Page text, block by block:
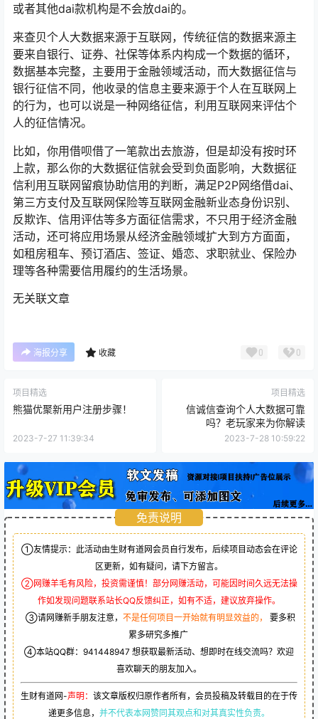
或者其他dai款机构是不会放dai的。
来查贝个人大数据来源于互联网，传统征信的数据来源主
要来自银行、证券、社保等体系内构成一个数据的循环，
数据基本完整，主要用于金融领域活动，而大数据征信与
银行征信不同，他收录的信息主要来源于个人在互联网上
的行为，也可以说是一种网络征信，利用互联网来评估个
人的征信情况。
比如，你用借呗借了一笔款出去旅游，但是却没有按时环
上款，那么你的大数据征信就会受到负面影响，大数据征
信利用互联网留痕协助信用的判断，满足P2P网络借dai、
第三方支付及互联网保险等互联网金融新业态身份识别、
反欺诈、信用评估等多方面征信需求，不只用于经济金融
活动，还可将应用场景从经济金融领域扩大到方方面面，
如租房租车、预订酒店、签证、婚恋、求职就业、保险办
理等各种需要信用履约的生活场景。
无关联文章
海报分享 收藏 0 0
项目精选
熊猫优聚新用户注册步骤！
2023-7-27 11:39:34
项目精选
信诚信查询个人大数据可靠
吗？老玩家来为你解读
2023-7-28 10:59:22
免责说明
①友情提示：此活动由生财有道网会员自行发布，后续项目动态会在评论
区更新，如有疑问，请下方留言。
②网赚羊毛有风险，投资需谨慎！部分网赚活动，可能因时间久远无法操
作如发现问题联系站长QQ反馈纠正，如有不适，建议放弃操作。
③请网赚新手朋友注意， 不是任何项目一开始就有明显效益的，
要多积
累多研究多推广
④本站QQ群： 941448947 想获取最新活动、想即时在线交流吗？欢迎
喜欢聊天的朋友加入。
生财有道网-声明： 该文章版权归原作者所有，会员投稿及转载目的在于传
递更多信息， 并不代表本网赞同其观点和对其真实性负责。